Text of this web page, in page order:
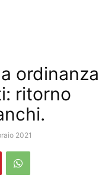
ordinanza
ritorno
2021